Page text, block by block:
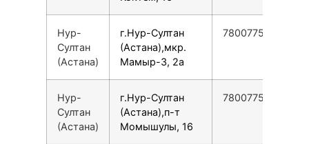
Нур-
Султан
(Астана)
г.Нур-Султан
(Астана),мкр.
Мамыр-3, 2а
78007753553
Нур-
Султан
(Астана)
г.Нур-Султан
(Астана),п-т
Момышулы, 16
78007753553